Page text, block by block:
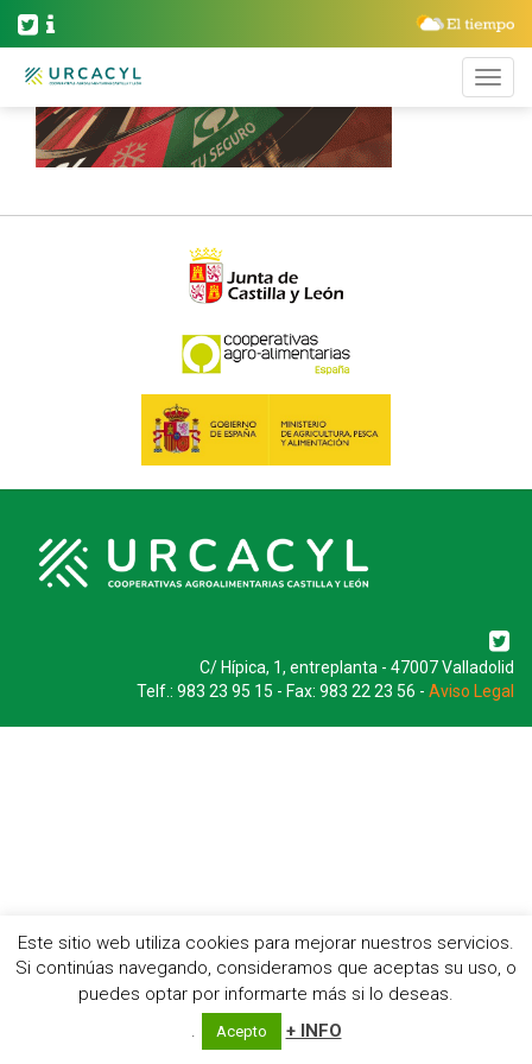
C/ Hípica, 1, entreplanta - 47007 Valladolid
Telf.: 983 23 95 15 - Fax: 983 22 23 56 - Aviso Legal
Este sitio web utiliza cookies para mejorar nuestros servicios.
Si continúas navegando, consideramos que aceptas su uso, o
puedes optar por informarte más si lo deseas.
.
Acepto + INFO